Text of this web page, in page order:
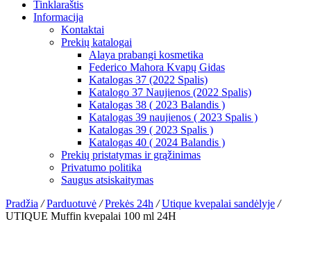
Tinklaraštis
Informacija
Kontaktai
Prekių katalogai
Alaya prabangi kosmetika
Federico Mahora Kvapų Gidas
Katalogas 37 (2022 Spalis)
Katalogo 37 Naujienos (2022 Spalis)
Katalogas 38 ( 2023 Balandis )
Katalogas 39 naujienos ( 2023 Spalis )
Katalogas 39 ( 2023 Spalis )
Katalogas 40 ( 2024 Balandis )
Prekių pristatymas ir grąžinimas
Privatumo politika
Saugus atsiskaitymas
Pradžia / Parduotuvė / Prekės 24h / Utique kvepalai sandėlyje /
UTIQUE Muffin kvepalai 100 ml 24H